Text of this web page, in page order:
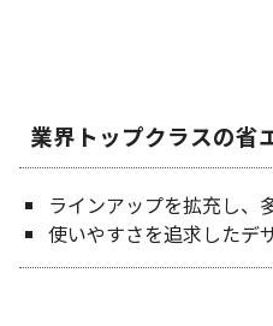
業界トップクラスの省
ラインアップを拡充し、
使いやすさを追求したデ